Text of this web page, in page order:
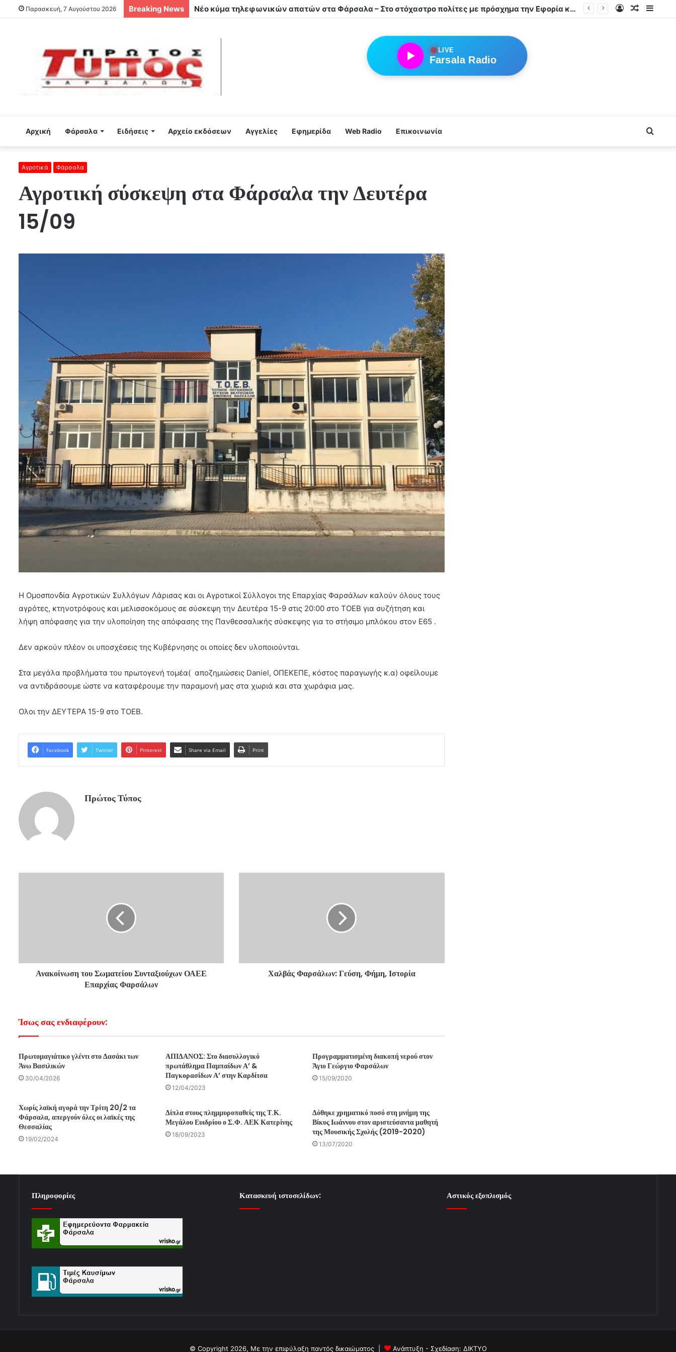
Παρασκευή, 7 Αυγούστου 2026 Breaking News Νέο κύμα τηλεφωνικών απατών στα Φάρσαλα – Στο στόχαστρο πολίτες με πρόσχημα την Εφορία και τους Λογιστές
Random
Log
●LIVE
Farsala Radio
Αρχική Φάρσαλα Ειδήσεις Αρχείο εκδόσεων Αγγελίες Εφημερίδα Web Radio Επικοινωνία
Αγροτικά Φάρσαλα
Αγροτική σύσκεψη στα Φάρσαλα την Δευτέρα
15/09
Η Ομοσπονδία Αγροτικών Συλλόγων Λάρισας και οι Αγροτικοί Σύλλογοι της Επαρχίας Φαρσάλων καλούν όλους τους
αγρότες, κτηνοτρόφους και μελισσοκόμους σε σύσκεψη την Δευτέρα 15-9 στις 20:00 στο ΤΟΕΒ για συζήτηση και
λήψη απόφασης για την υλοποίηση της απόφασης της Πανθεσσαλικής σύσκεψης για το στήσιμο μπλόκου στον Ε65 .
Δεν αρκούν πλέον οι υποσχέσεις της Κυβέρνησης οι οποίες δεν υλοποιούνται.
Στα μεγάλα προβλήματα του πρωτογενή τομέα( αποζημιώσεις Daniel, ΟΠΕΚΕΠΕ, κόστος παραγωγής κ.α) οφείλουμε
να αντιδράσουμε ώστε να καταφέρουμε την παραμονή μας στα χωριά και στα χωράφια μας.
Ολοι την ΔΕΥΤΕΡΑ 15-9 στο ΤΟΕΒ.
Facebook Twitter Pinterest Share via Email Print
Πρώτος Τύπος
Ανακοίνωση του Σωματείου Συνταξιούχων ΟΑΕΕ
Επαρχίας Φαρσάλων
Χαλβάς Φαρσάλων: Γεύση, Φήμη, Ιστορία
Ίσως σας ενδιαφέρουν:
Πρωτομαγιάτικο γλέντι στο Δασάκι των
Άνω Βασιλικών
30/04/2026
ΑΠΙΔΑΝΟΣ: Στο διασυλλογικό
πρωτάθλημα Παμπαίδων Α’ &
Παγκορασίδων Α’ στην Καρδίτσα
12/04/2023
Προγραμματισμένη διακοπή νερού στον
Άγιο Γεώργιο Φαρσάλων
15/09/2020
Χωρίς λαϊκή αγορά την Τρίτη 20/2 τα
Φάρσαλα, απεργούν όλες οι λαϊκές της
Θεσσαλίας
19/02/2024
Δίπλα στους πλημμυροπαθείς της Τ.Κ.
Μεγάλου Ευιδρίου ο Σ.Φ. ΑΕΚ Κατερίνης
18/09/2023
Δόθηκε χρηματικό ποσό στη μνήμη της
Βίκυς Ιωάννου στον αριστεύσαντα μαθητή
της Μουσικής Σχολής (2019-2020)
13/07/2020
Πληροφορίες Κατασκευή ιστοσελίδων: Αστικός εξοπλισμός
© Copyright 2026, Με την επιφύλαξη παντός δικαιώματος | Ανάπτυξη - Σχεδίαση: ΔΙΚΤΥΟ